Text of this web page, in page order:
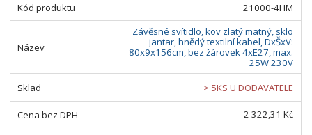
21000-4HM
Závěsné svítidlo, kov zlatý matný, sklo
jantar, hnědý textilní kabel, DxŠxV:
80x9x156cm, bez žárovek 4xE27, max.
25W 230V
> 5KS U DODAVATELE
2 322,31 Kč